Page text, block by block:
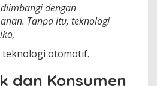
dengan
Tanpa itu, teknologi
otomotif.
dan Konsumen